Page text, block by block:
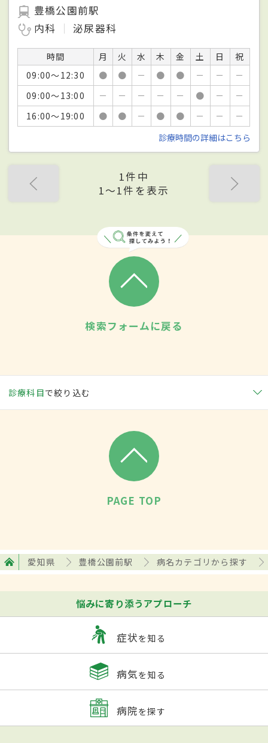
豊橋公園前駅
内科
泌尿器科
時間 月 火 水 木 金 土 日
祝
09:00～12:30
● ● － ● ● － －
－
09:00～13:00
－ － － － － ● －
－
16:00～19:00
● ● － ● ● － －
－
診療時間の詳細はこちら
1件中
1〜1件を表示
検索フォームに戻る
診療科目で絞り込む
PAGE TOP
愛知県 豊橋公園前駅 病名カテゴリから探す
悩みに寄り添うアプローチ
症状を知る
病気を知る
病院を探す